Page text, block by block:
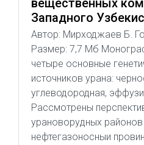
вещественных
Западного
Автор: Мирходжаев Б.
Размер: 7,7 Мб
четыре основные
источников урана:
углеводородная,
Рассмотрены
урановорудных
нефтегазоносныи